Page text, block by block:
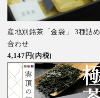
産地別銘茶「金袋」 3種詰め
合わせ
4,147円(内税)